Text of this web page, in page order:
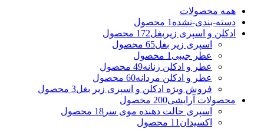
همه محصولات
دسته-بندی-نشده 1 محصول
ادکلن و اسپری زیربغل172 محصول
اسپری زیر بغل65 محصول
عطر جیبی 1 محصول
عطر و ادکلن زنانه49 محصول
عطر و ادکلن مردانه60 محصول
فروش ویژه ادکلن و اسپری زیر بغل3 محصول
محصولات آرایشی200 محصول
اسپری حالت دهنده موی سر 18 محصول
اکسیدان 11 محصول